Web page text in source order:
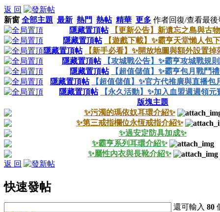
返 回
新窗 全部主題 最新 熱門 熱帖 精華 更多 作者回復/查看最後
隱藏置頂帖
【更新公告】新遺忘之島與古
隱藏置頂帖
【遊戲下載】✨霸亨天堂懶人包
隱藏置頂帖
【新手必看】✨開放地圖與額外設置掉
隱藏置頂帖
【攻城戰公告】✨霸亨攻城戰規
隱藏置頂帖
【超值儲值】✨霸亨包月戰鬥
隱藏置頂帖
【超值儲值】✨官方代推廣與直播包
隱藏置頂帖
【永久活動】✨加入血盟週週領元
版塊主題
✨污濁的瑪依奴耳環介紹✨
✨第三戒指欄位永恆戒指介紹✨
✨過安定防具加成✨
✨霸亨系列耳環介紹✨
✨屬性內衣與長靴介紹✨
返 回
快速發帖
還可輸入80